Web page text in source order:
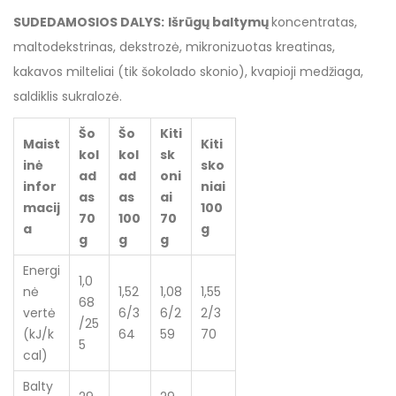
SUDEDAMOSIOS DALYS: Išrūgų baltymųkoncentratas,
maltodekstrinas, dekstrozė, mikronizuotas kreatinas,
kakavos milteliai (tik šokolado skonio), kvapioji medžiaga,
saldiklis sukralozė.
Maist
inė
infor
macij
a
Šo
kol
ad
as
70
g
Šo
kol
ad
as
100
g
Kiti
sk
oni
ai
70
g
Kiti
sko
niai
100
g
Energi
nė
vertė
(kJ/k
cal)
1,0
68
/25
5
1,52
6/3
64
1,08
6/2
59
1,55
2/3
70
Balty